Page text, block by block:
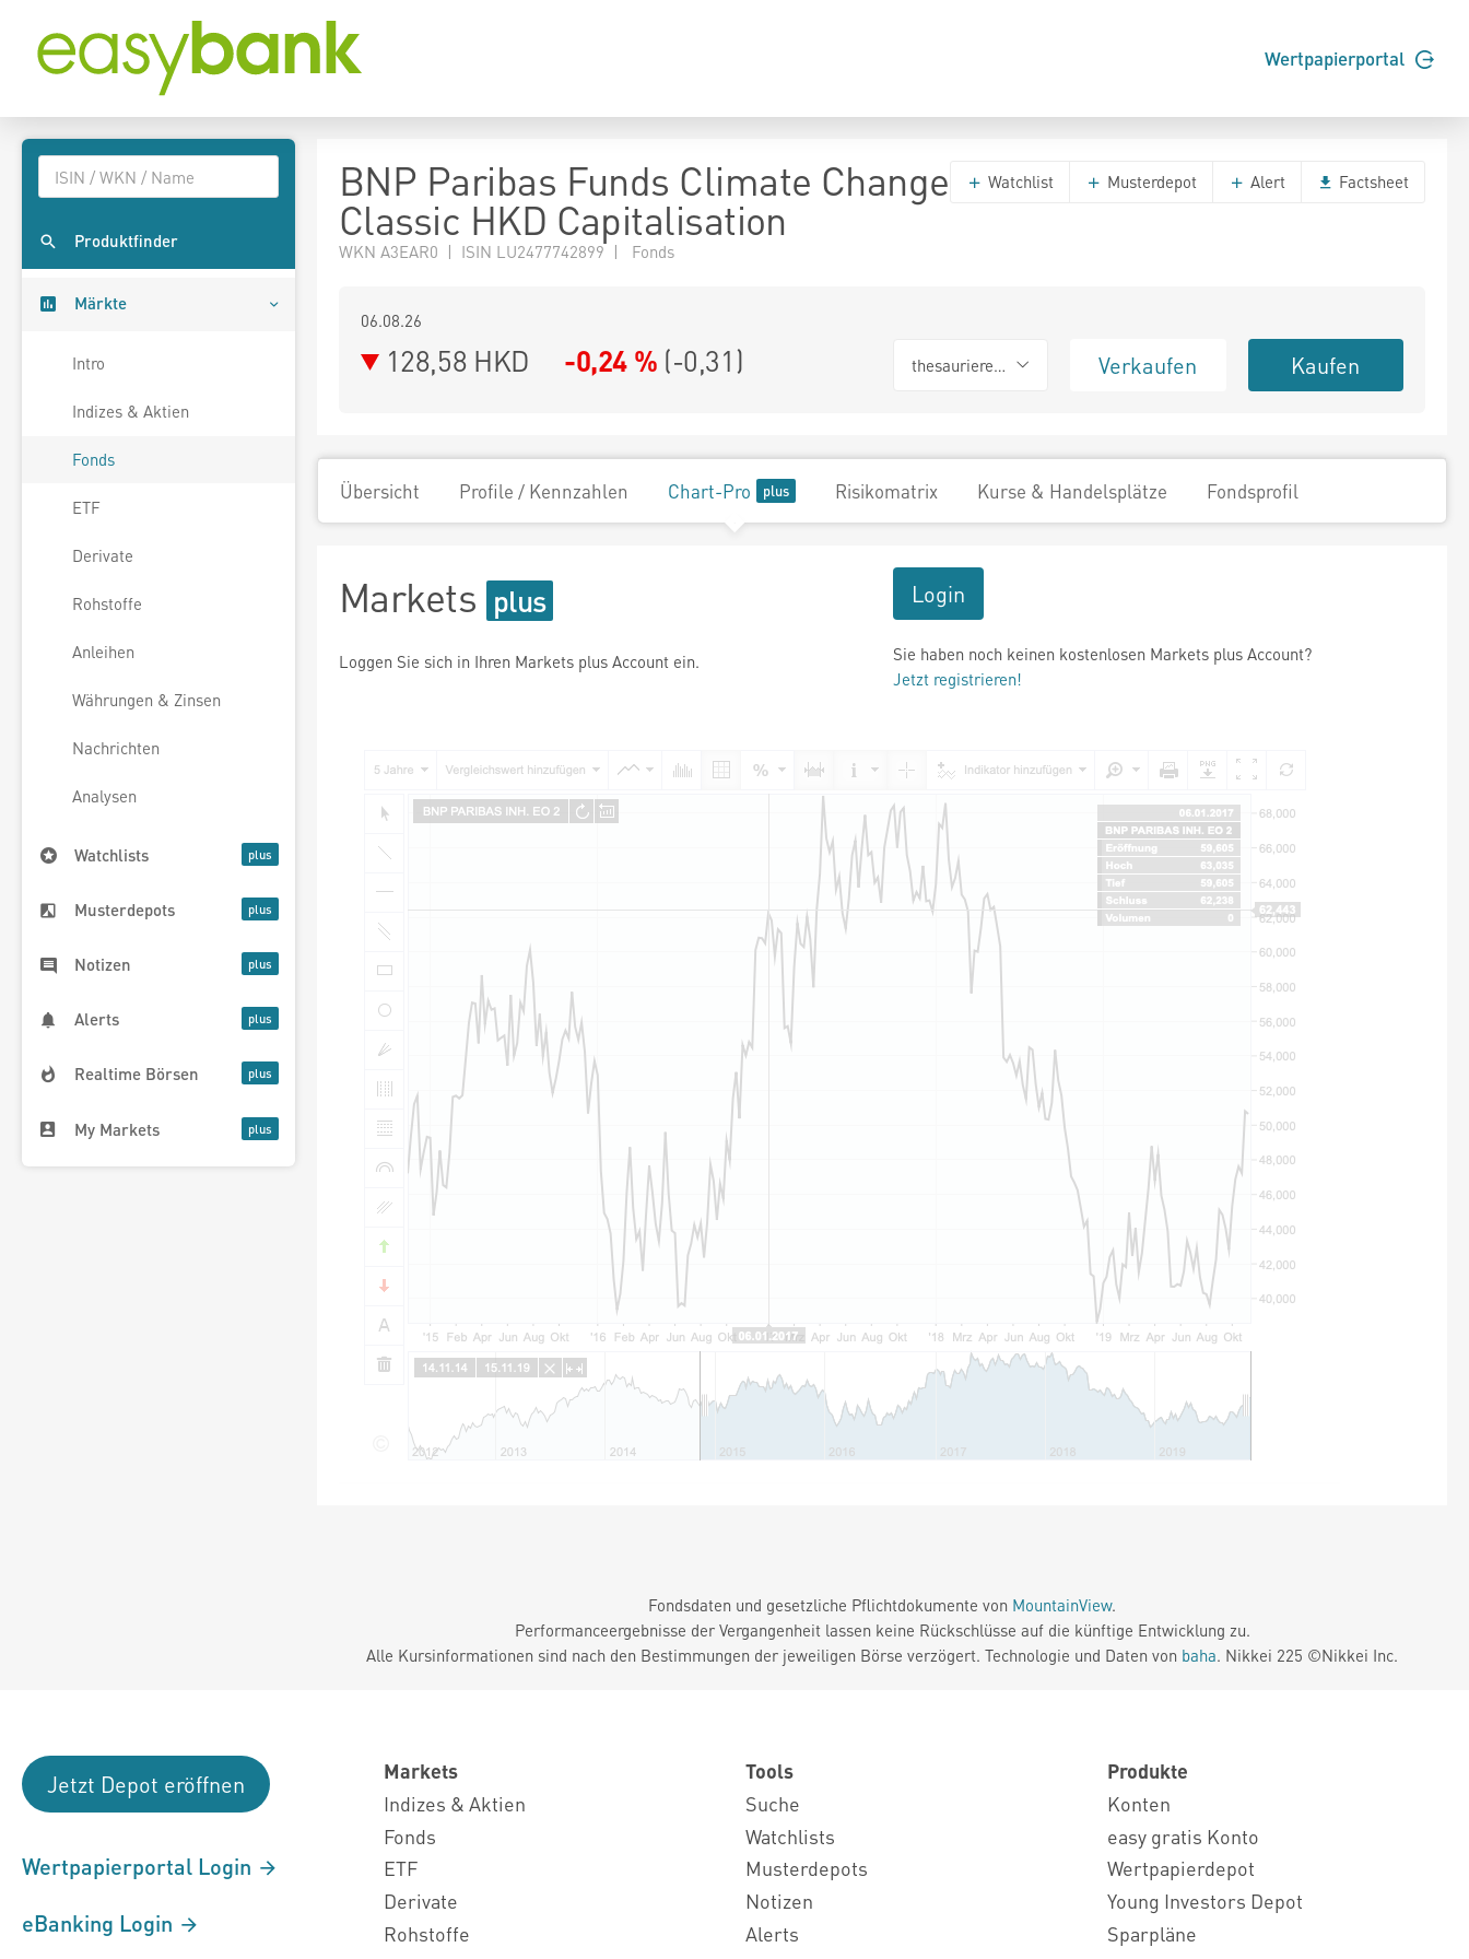
Wertpapierportal
Produktfinder
Märkte
Intro
Indizes & Aktien
Fonds
ETF
Derivate
Rohstoffe
Anleihen
Währungen & Zinsen
Nachrichten
Analysen
Watchlists
Musterdepots
Notizen
Alerts
Realtime Börsen
My Markets
BNP Paribas Funds Climate Change
Classic HKD Capitalisation
WKN A3EAR0 | ISIN LU2477742899 | Fonds
Watchlist Musterdepot Alert Factsheet
06.08.26
128,58 HKD -0,24 % (-0,31) thesaurierend Verkaufen Kaufen
Übersicht Profile / Kennzahlen Chart-Pro Risikomatrix Kurse & Handelsplätze Fondsprofil
Markets
Loggen Sie sich in Ihren Markets plus Account ein.
Login
Sie haben noch keinen kostenlosen Markets plus Account?
Jetzt registrieren!
Fondsdaten und gesetzliche Pflichtdokumente von MountainView.
Performanceergebnisse der Vergangenheit lassen keine Rückschlüsse auf die künftige Entwicklung zu.
Alle Kursinformationen sind nach den Bestimmungen der jeweiligen Börse verzögert. Technologie und Daten von baha. Nikkei 225 ©Nikkei Inc.
Jetzt Depot eröffnen
Wertpapierportal Login
eBanking Login
Markets
Indizes & Aktien
Fonds
ETF
Derivate
Rohstoffe
Tools
Suche
Watchlists
Musterdepots
Notizen
Alerts
Produkte
Konten
easy gratis Konto
Wertpapierdepot
Young Investors Depot
Sparpläne